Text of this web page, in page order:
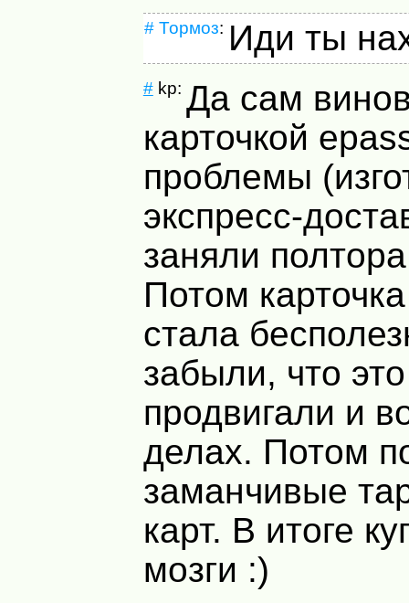
# Тормоз: Иди ты
#kp: Да сам
карточкой
проблемы
экспресс-
заняли
Потом
стала
забыли, что
продвигали и
делах. Потом
заманчивые
карт. В итоге
мозги :)